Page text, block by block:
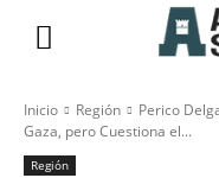
Inicio Región
Perico
Gaza, pero Cuestiona el...
Región